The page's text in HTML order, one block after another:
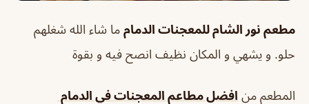
مطعم نور الشام للمعجنات الدمام ما شاء الله شغلهم
حلو. و يشهي و المكان نظيف انصح فيه و بقوة
المطعم من افضل مطاعم المعجنات في الدمام